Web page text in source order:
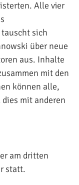
Alle vier
sich
über neue
aus. Inhalte
mit den
können alle,
mit anderen
am dritten
statt.